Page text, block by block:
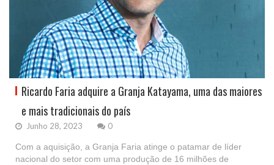
Ricardo Faria adquire a Granja Katayama, uma das maiores
e mais tradicionais do país
Junho 28, 2023 0
Com a aquisição, a Granja Faria atinge o patamar de líder
nacional do setor com uma produção de 16 milhões de